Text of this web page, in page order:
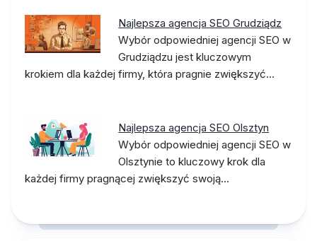
Najlepsza agencja SEO Grudziądz
Wybór odpowiedniej agencji SEO w
Grudziądzu jest kluczowym
krokiem dla każdej firmy, która pragnie zwiększyć…
Najlepsza agencja SEO Olsztyn
Wybór odpowiedniej agencji SEO w
Olsztynie to kluczowy krok dla
każdej firmy pragnącej zwiększyć swoją…